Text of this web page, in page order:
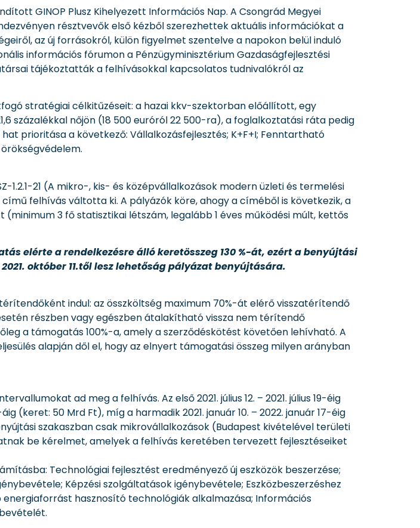
GINOP Plusz Kihelyezett Információs Nap. A Csongrád Megyei
résztvevők első kézből szerezhettek aktuális információkat a
az új forrásokról, külön figyelmet szentelve a napokon belül induló
információs fórumon a Pénzügyminisztérium Gazdaságfejlesztési
tájékoztatták a felhívásokkal kapcsolatos tudnivalókról az
stratégiai célkitűzéseit: a hazai kkv-szektorban előállított, egy
százalékkal nőjön (18 500 euróról 22 500-ra), a foglalkoztatási ráta pedig
prioritása a következő: Vállalkozásfejlesztés; K+F+I; Fenntartható
1.2.1-21 (A mikro-, kis- és középvállalkozások modern üzleti és termelési
felhívás váltotta ki. A pályázók köre, ahogy a címéből is következik, a
3 fő statisztikai létszám, legalább 1 éves működési múlt, kettős
elérte a rendelkezésre álló keretösszeg 130 %-át, ezért a benyújtási
október 11.től lesz lehetőság pályázat benyújtására.
indul: az összköltség maximum 70%-át elérő visszatérítendő
részben vagy egészben átalakítható vissza nem térítendő
a támogatás 100%-a, amely a szerződéskötést követően lehívható. A
alapján dől el, hogy az elnyert támogatási összeg milyen arányban
ad meg a felhívás. Az első 2021. július 12. – 2021. július 19-éig
(keret: 50 Mrd Ft), míg a harmadik 2021. január 10. – 2022. január 17-éig
szakaszban csak mikrovállalkozások (Budapest kivételével területi
be kérelmet, amelyek a felhívás keretében tervezett fejlesztéseiket
Technológiai fejlesztést eredményező új eszközök beszerzése;
Képzési szolgáltatások igénybevétele; Eszközbeszerzéshez
hasznosító technológiák alkalmazása; Információs